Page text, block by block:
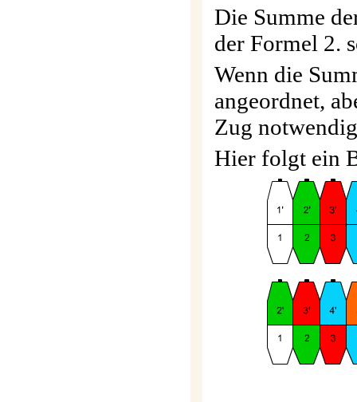
Die Summe
der Formel 2.
Wenn die
angeordnet,
Zug
Hier folgt ein